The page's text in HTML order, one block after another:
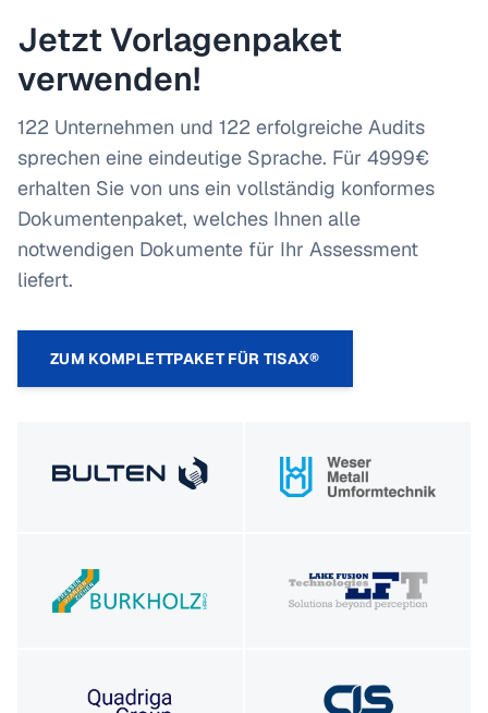
Jetzt Vorlagenpaket
verwenden!
122 Unternehmen und 122 erfolgreiche Audits
sprechen eine eindeutige Sprache. Für 4999€
erhalten Sie von uns ein vollständig konformes
Dokumentenpaket, welches Ihnen alle
notwendigen Dokumente für Ihr Assessment
liefert.
ZUM KOMPLETTPAKET FÜR TISAX®